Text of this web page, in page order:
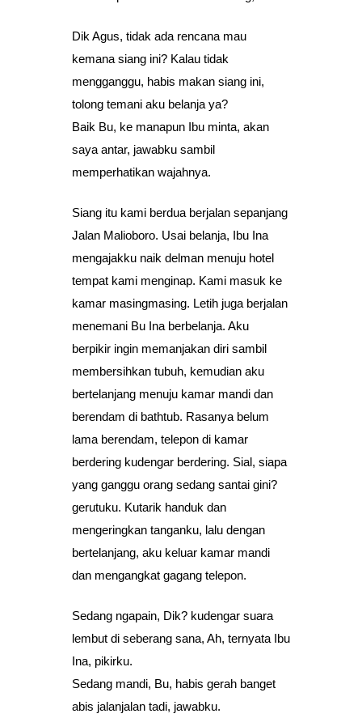
Dik Agus, tidak ada rencana mau
kemana siang ini? Kalau tidak
mengganggu, habis makan siang ini,
tolong temani aku belanja ya?
Baik Bu, ke manapun Ibu minta, akan
saya antar, jawabku sambil
memperhatikan wajahnya.
Siang itu kami berdua berjalan sepanjang
Jalan Malioboro. Usai belanja, Ibu Ina
mengajakku naik delman menuju hotel
tempat kami menginap. Kami masuk ke
kamar masingmasing. Letih juga berjalan
menemani Bu Ina berbelanja. Aku
berpikir ingin memanjakan diri sambil
membersihkan tubuh, kemudian aku
bertelanjang menuju kamar mandi dan
berendam di bathtub. Rasanya belum
lama berendam, telepon di kamar
berdering kudengar berdering. Sial, siapa
yang ganggu orang sedang santai gini?
gerutuku. Kutarik handuk dan
mengeringkan tanganku, lalu dengan
bertelanjang, aku keluar kamar mandi
dan mengangkat gagang telepon.
Sedang ngapain, Dik? kudengar suara
lembut di seberang sana, Ah, ternyata Ibu
Ina, pikirku.
Sedang mandi, Bu, habis gerah banget
abis jalanjalan tadi, jawabku.